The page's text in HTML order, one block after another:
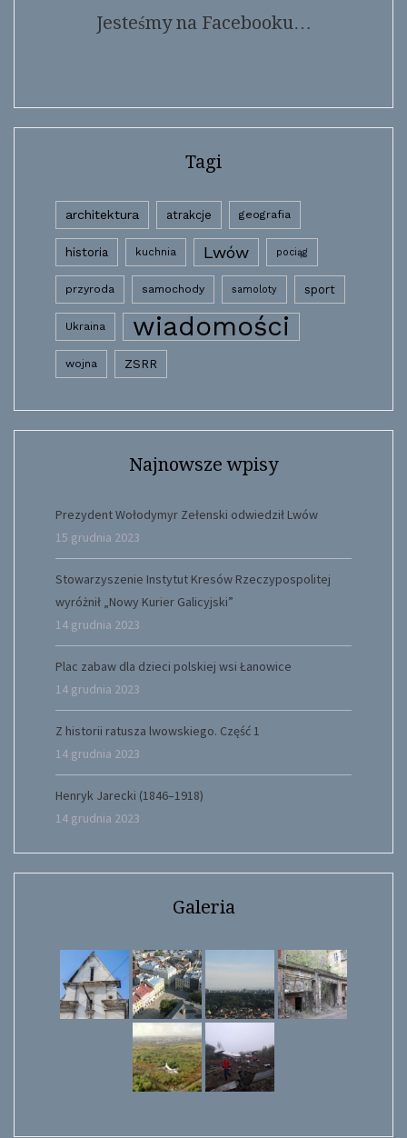
Jesteśmy na Facebooku…
Tagi
architektura atrakcje geografia
historia kuchnia Lwów pociąg
przyroda samochody samoloty sport
Ukraina wiadomości
wojna ZSRR
Najnowsze wpisy
Prezydent Wołodymyr Zełenski odwiedził Lwów
15 grudnia 2023
Stowarzyszenie Instytut Kresów Rzeczypospolitej
wyróżnił „Nowy Kurier Galicyjski”
14 grudnia 2023
Plac zabaw dla dzieci polskiej wsi Łanowice
14 grudnia 2023
Z historii ratusza lwowskiego. Część 1
14 grudnia 2023
Henryk Jarecki (1846–1918)
14 grudnia 2023
Galeria